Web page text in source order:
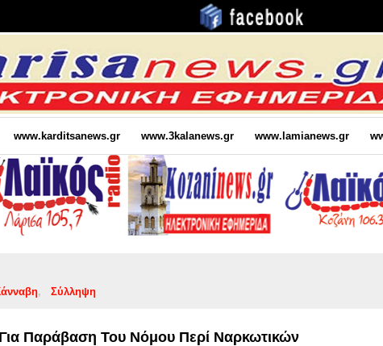
www.karditsanews.gr www.3kalanews.gr www.lamianews.gr
Σύλληψη
Παράβαση Του Νόμου Περί Ναρκωτικών